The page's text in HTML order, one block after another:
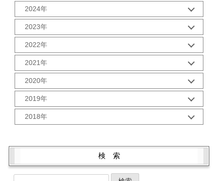
10月 (2)
9月 (2)
8月 (2)
7月 (2)
6月 (2)
5月 (3)
4月 (1)
3月 (2)
2月 (2)
1月 (3)
2024年
12月 (1)
11月 (2)
10月 (2)
9月 (2)
8月 (2)
7月 (2)
6月 (2)
5月 (2)
4月 (2)
3月 (1)
2月 (2)
2023年
12月 (2)
11月 (2)
10月 (2)
9月 (2)
8月 (2)
7月 (2)
6月 (2)
5月 (2)
4月 (2)
2022年
12月 (2)
11月 (2)
10月 (3)
9月 (3)
8月 (2)
6月 (2)
5月 (3)
2月 (2)
2021年
12月 (2)
11月 (2)
10月 (2)
9月 (5)
8月 (1)
5月 (2)
3月 (2)
2020年
12月 (2)
11月 (2)
10月 (2)
9月 (1)
7月 (3)
5月 (2)
4月 (4)
2019年
12月 (3)
11月 (1)
7月 (1)
6月 (4)
2018年
検 索